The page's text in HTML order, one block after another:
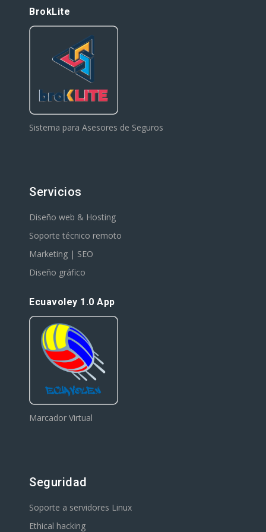
BrokLite
Sistema para Asesores de Seguros
Servicios
Diseño web & Hosting
Soporte técnico remoto
Marketing | SEO
Diseño gráfico
Ecuavoley 1.0 App
Marcador Virtual
Seguridad
Soporte a servidores Linux
Ethical hacking